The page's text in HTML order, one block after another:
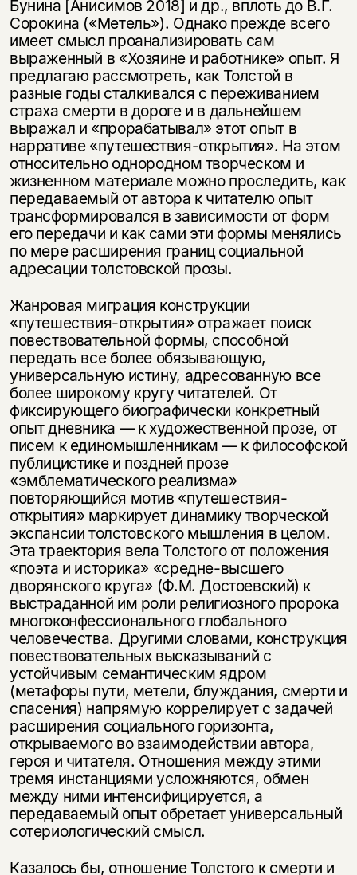
Бунина [Анисимов 2018] и др., вплоть до В.Г.
Сорокина («Метель»). Однако прежде всего
имеет смысл проанализировать сам
выраженный в «Хозяине и работнике» опыт. Я
предлагаю рассмотреть, как Толстой в
разные годы сталкивался с переживанием
страха смерти в дороге и в дальнейшем
выражал и «прорабатывал» этот опыт в
нарративе «путешествия-открытия». На этом
относительно однородном творческом и
жизненном материале можно проследить, как
передаваемый от автора к читателю опыт
трансформировался в зависимости от форм
его передачи и как сами эти формы менялись
по мере расширения границ социальной
адресации толстовской прозы.
Жанровая миграция конструкции
«путешествия-открытия» отражает поиск
повествовательной формы, способной
передать все более обязывающую,
универсальную истину, адресованную все
более широкому кругу читателей. От
фиксирующего биографически конкретный
опыт дневника — к художественной прозе, от
писем к единомышленникам — к философской
публицистике и поздней прозе
«эмблематического реализма»
повторяющийся мотив «путешествия-
открытия» маркирует динамику творческой
экспансии толстовского мышления в целом.
Эта траектория вела Толстого от положения
«поэта и историка» «средне-высшего
дворянского круга» (Ф.М. Достоевский) к
выстраданной им роли религиозного пророка
многоконфессионального глобального
человечества. Другими словами, конструкция
повествовательных высказываний с
устойчивым семантическим ядром
(метафоры пути, метели, блуждания, смерти и
спасения) напрямую коррелирует с задачей
расширения социального горизонта,
открываемого во взаимодействии автора,
героя и читателя. Отношения между этими
тремя инстанциями усложняются, обмен
между ними интенсифицируется, а
передаваемый опыт обретает универсальный
сотериологический смысл.
Казалось бы, отношение Толстого к смерти и
Подписка на рассылку
Раз в неделю мы отправляем рассылку
о книгах и событиях «НЛО».
За подписку дарим промокод на
скидку 15%
Я соглашаюсь сПолитикой конфиденциальности
подписаться
Этой книги временно
нет в продаже.
Вы можете подписаться на
уведомления, и при поступлении книги
на склад получить письмо на указанный
электронный адрес.
Я соглашаюсь сПолитикой конфиденциальности
подписаться
Эта книга
не предназначена для
несовершеннолетних
Скажите, пожалуйста,
вам уже исполнилось 18 лет?
да
нет, вернуться назад